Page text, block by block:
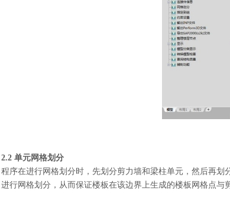
2.2 单元网格划分
程序在进行网格划分时，先划分剪力墙和梁柱单元，然后再划
进行网格划分，从而保证楼板在该边界上生成的楼板网格点与